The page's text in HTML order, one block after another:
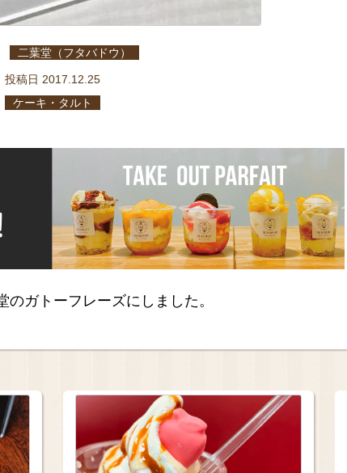
二葉堂（フタバドウ）
投稿日 2017.12.25
ケーキ・タルト
ガトーフレーズにしました。